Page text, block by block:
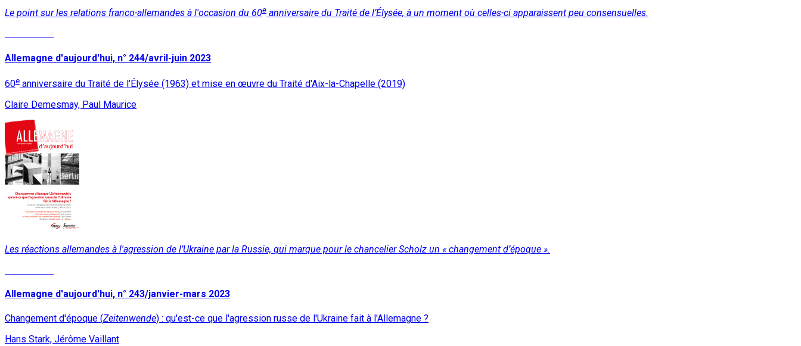
Le point sur les relations franco-allemandes à l'occasion du 60e anniversaire du Traité de l’Élysée, à un moment où celles-ci apparaissent peu consensuelles.
Allemagne d'aujourd'hui, n° 244/avril-juin 2023
60e anniversaire du Traité de l'Élysée (1963) et mise en œuvre du Traité d'Aix-la-Chapelle (2019)
Claire Demesmay, Paul Maurice
Les réactions allemandes à l'agression de l’Ukraine par la Russie, qui marque pour le chancelier Scholz un « changement d’époque ».
Allemagne d'aujourd'hui, n° 243/janvier-mars 2023
Changement d'époque (Zeitenwende) : qu'est-ce que l'agression russe de l'Ukraine fait à l'Allemagne ?
Hans Stark, Jérôme Vaillant